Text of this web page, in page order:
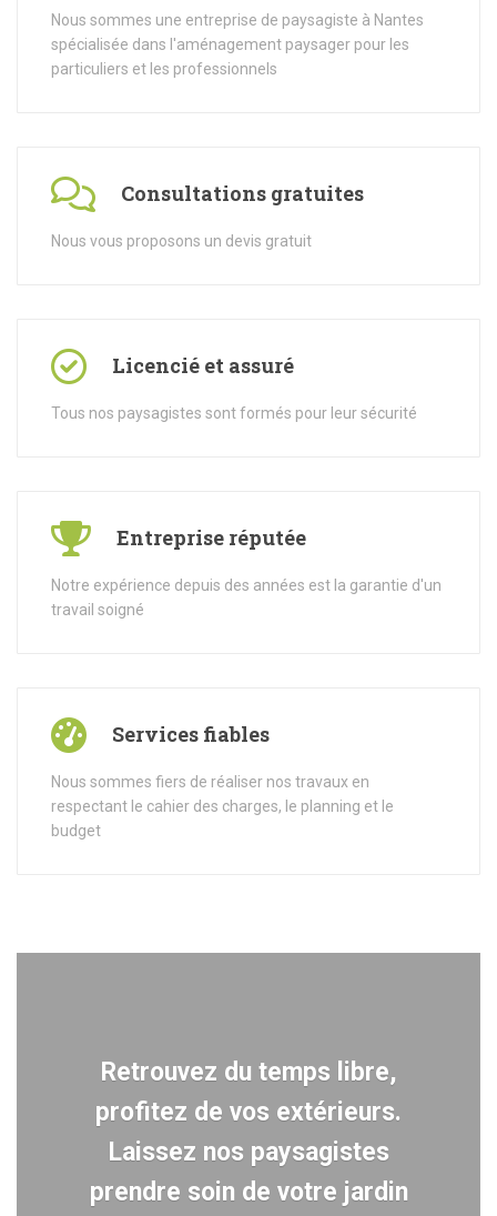
Nous sommes une entreprise de paysagiste à Nantes
spécialisée dans l'aménagement paysager pour les
particuliers et les professionnels
Consultations gratuites
Nous vous proposons un devis gratuit
Licencié et assuré
Tous nos paysagistes sont formés pour leur sécurité
Entreprise réputée
Notre expérience depuis des années est la garantie d'un
travail soigné
Services fiables
Nous sommes fiers de réaliser nos travaux en
respectant le cahier des charges, le planning et le
budget
Retrouvez du temps libre,
profitez de vos extérieurs.
Laissez nos paysagistes
prendre soin de votre jardin